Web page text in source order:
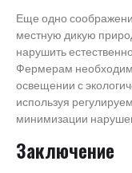
Еще одно
местную дикую
нарушить
Фермерам
освещении с
используя
минимизации
Заключение